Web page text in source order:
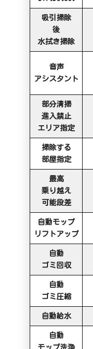
吸引掃除
後
水拭き掃除
音声
アシスタント
部分清掃
進入禁止
エリア指定
掃除する
部屋指定
最高
乗り越え
可能段差
自動モップ
リフトアップ
自動
ゴミ回収
自動
ゴミ圧縮
自動給水
自動
モップ洗浄